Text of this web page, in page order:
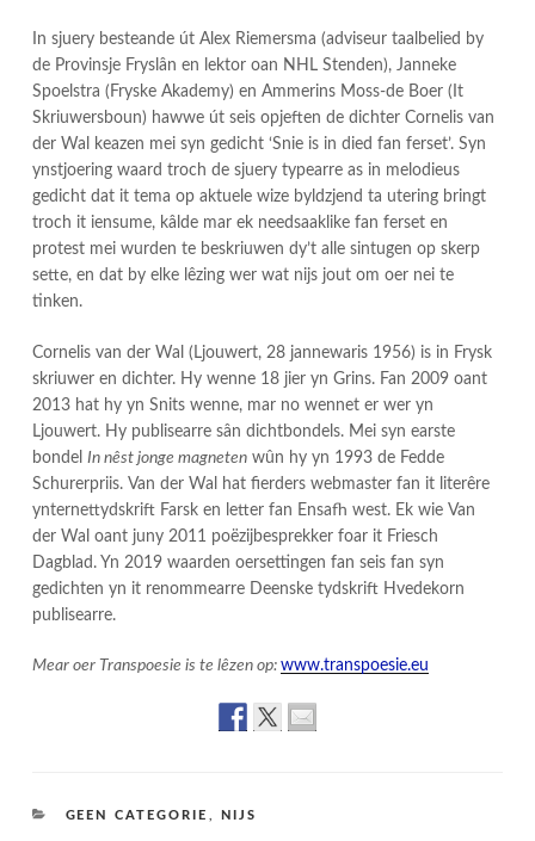
In sjuery besteande út Alex Riemersma (adviseur taalbelied by
de Provinsje Fryslân en lektor oan NHL Stenden), Janneke
Spoelstra (Fryske Akademy) en Ammerins Moss-de Boer (It
Skriuwersboun) hawwe út seis opjeften de dichter Cornelis van
der Wal keazen mei syn gedicht ‘Snie is in died fan ferset’. Syn
ynstjoering waard troch de sjuery typearre as in melodieus
gedicht dat it tema op aktuele wize byldzjend ta utering bringt
troch it iensume, kâlde mar ek needsaaklike fan ferset en
protest mei wurden te beskriuwen dy’t alle sintugen op skerp
sette, en dat by elke lêzing wer wat nijs jout om oer nei te
tinken.
Cornelis van der Wal (Ljouwert, 28 jannewaris 1956) is in Frysk
skriuwer en dichter. Hy wenne 18 jier yn Grins. Fan 2009 oant
2013 hat hy yn Snits wenne, mar no wennet er wer yn
Ljouwert. Hy publisearre sân dichtbondels. Mei syn earste
bondel In nêst jonge magneten wûn hy yn 1993 de Fedde
Schurerpriis. Van der Wal hat fierders webmaster fan it literêre
ynternettydskrift Farsk en letter fan Ensafh west. Ek wie Van
der Wal oant juny 2011 poëzijbesprekker foar it Friesch
Dagblad. Yn 2019 waarden oersettingen fan seis fan syn
gedichten yn it renommearre Deenske tydskrift Hvedekorn
publisearre.
Mear oer Transpoesie is te lêzen op: www.transpoesie.eu
CATEGORIES
GEEN CATEGORIE NIJS